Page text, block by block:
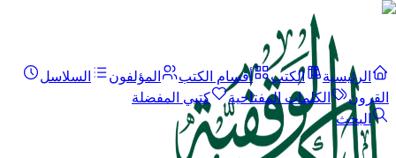
الرئيسية الكتب أقسام الكتب المؤلفون
السلاسل
القرون
الكلمات المفتاحية
كتبي المفضلة
البحث